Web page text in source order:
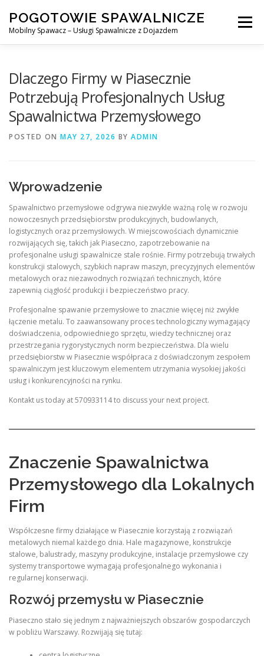
content
POGOTOWIE SPAWALNICZE
Mobilny Spawacz – Usługi Spawalnicze z Dojazdem
Menu
SPAWANIE MIG/MAG (GMAW)
Dlaczego Firmy w Piasecznie
Potrzebują Profesjonalnych Usług
Spawalnictwa Przemysłowego
POSTED ON MAY 27, 2026 BY ADMIN
Wprowadzenie
Spawalnictwo przemysłowe odgrywa niezwykle ważną rolę w rozwoju
nowoczesnych przedsiębiorstw produkcyjnych, budowlanych,
logistycznych oraz przemysłowych. W miejscowościach dynamicznie
rozwijających się, takich jak Piaseczno, zapotrzebowanie na
profesjonalne usługi spawalnicze stale rośnie. Firmy potrzebują trwałych
konstrukcji stalowych, szybkich napraw maszyn, precyzyjnych elementów
metalowych oraz niezawodnych rozwiązań technicznych, które
zapewnią ciągłość produkcji i bezpieczeństwo pracy.
Profesjonalne spawanie przemysłowe to znacznie więcej niż zwykłe
łączenie metalu. To zaawansowany proces technologiczny wymagający
doświadczenia, odpowiedniego sprzętu, wiedzy technicznej oraz
przestrzegania rygorystycznych norm bezpieczeństwa. Dla wielu
przedsiębiorstw w Piasecznie współpraca z doświadczonym zespołem
spawalniczym jest kluczowym elementem utrzymania wysokiej jakości
usług i konkurencyjności na rynku.
Kontakt us today at 570933114 to discuss your next project.
Znaczenie Spawalnictwa
Przemysłowego dla Lokalnych
Firm
Współczesne firmy działające w Piasecznie korzystają z rozwiązań
metalowych niemal każdego dnia. Hale magazynowe, konstrukcje
stalowe, balustrady, maszyny produkcyjne, instalacje przemysłowe czy
systemy transportowe wymagają profesjonalnego wykonania i
regularnej konserwacji.
Rozwój przemysłu w Piasecznie
Piaseczno stało się jednym z najważniejszych obszarów gospodarczych
w pobliżu Warszawy. Rozwijają się tutaj: